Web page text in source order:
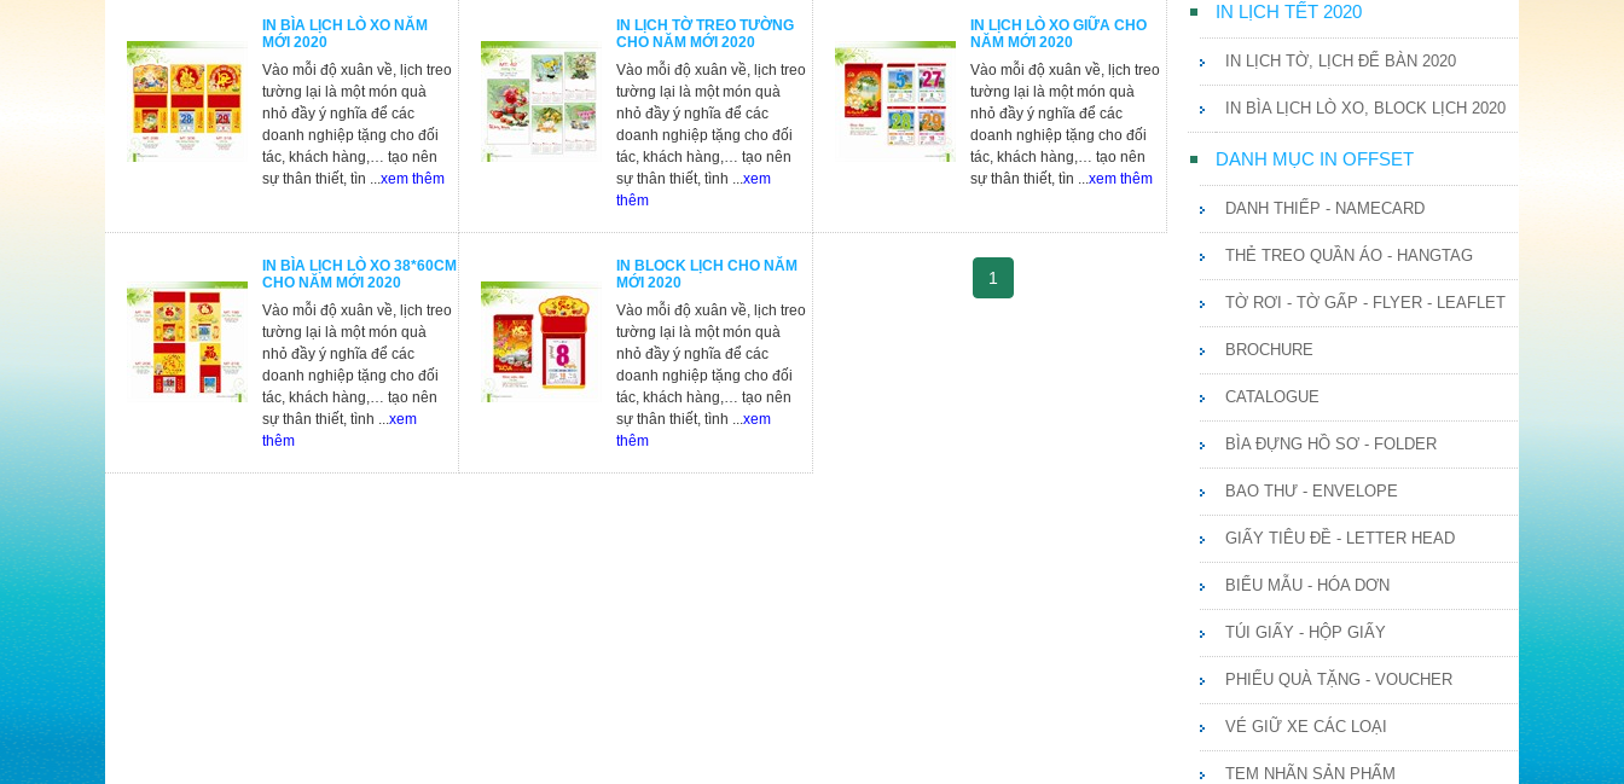
IN BÌA LỊCH LÒ XO NĂM
MỚI 2020
Vào mỗi độ xuân về, lịch treo
tường lại là một món quà
nhỏ đầy ý nghĩa để các
doanh nghiệp tặng cho đối
tác, khách hàng,… tạo nên
sự thân thiết, tìn ...xem thêm
IN LỊCH TỜ TREO TƯỜNG
CHO NĂM MỚI 2020
Vào mỗi độ xuân về, lịch treo
tường lại là một món quà
nhỏ đầy ý nghĩa để các
doanh nghiệp tặng cho đối
tác, khách hàng,… tạo nên
sự thân thiết, tình ...xem
thêm
IN LỊCH LÒ XO GIỮA CHO
NĂM MỚI 2020
Vào mỗi độ xuân về, lịch treo
tường lại là một món quà
nhỏ đầy ý nghĩa để các
doanh nghiệp tặng cho đối
tác, khách hàng,… tạo nên
sự thân thiết, tìn ...xem thêm
IN BÌA LỊCH LÒ XO 38*60CM
CHO NĂM MỚI 2020
Vào mỗi độ xuân về, lịch treo
tường lại là một món quà
nhỏ đầy ý nghĩa để các
doanh nghiệp tặng cho đối
tác, khách hàng,… tạo nên
sự thân thiết, tình ...xem
thêm
IN BLOCK LỊCH CHO NĂM
MỚI 2020
Vào mỗi độ xuân về, lịch treo
tường lại là một món quà
nhỏ đầy ý nghĩa để các
doanh nghiệp tặng cho đối
tác, khách hàng,… tạo nên
sự thân thiết, tình ...xem
thêm
1
IN LỊCH TẾT 2020
IN LỊCH TỜ, LỊCH ĐỂ BÀN 2020
IN BÌA LỊCH LÒ XO, BLOCK LỊCH 2020
DANH MỤC IN OFFSET
DANH THIẾP - NAMECARD
THẺ TREO QUẦN ÁO - HANGTAG
TỜ RƠI - TỜ GẤP - FLYER - LEAFLET
BROCHURE
CATALOGUE
BÌA ĐỰNG HỒ SƠ - FOLDER
BAO THƯ - ENVELOPE
GIẤY TIÊU ĐỀ - LETTER HEAD
BIỂU MẪU - HÓA DƠN
TÚI GIẤY - HỘP GIẤY
PHIẾU QUÀ TẶNG - VOUCHER
VÉ GIỮ XE CÁC LOẠI
TEM NHÃN SẢN PHẨM